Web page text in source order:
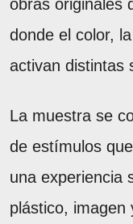
obras originales
donde el color,
activan distintas
La muestra se
de estímulos
una experiencia
plástico, imagen